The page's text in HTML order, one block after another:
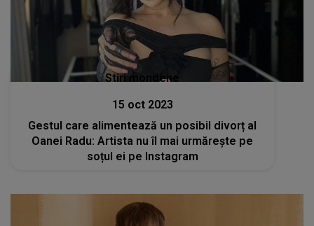
Stiri mondene
15 oct 2023
Gestul care alimentează un posibil divorț al
Oanei Radu: Artista nu îl mai urmărește pe
soțul ei pe Instagram